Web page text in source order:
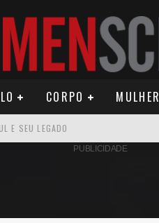
CORPO MULHER
E SEU LEGADO
PUBLICIDADE